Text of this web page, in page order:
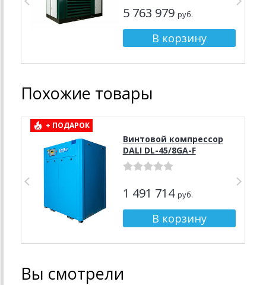
5 763 979 руб.
Похожие товары
+ ПОДАРОК
Винтовой компрессор
DALI DL-45/8GA-F
1 491 714 руб.
Вы смотрели